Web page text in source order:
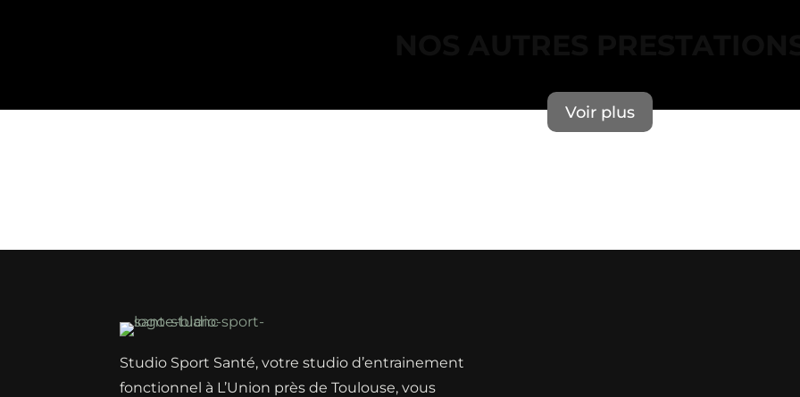
Voir plus
Studio Sport Santé, votre studio d’entrainement
fonctionnel à L’Union près de Toulouse, vous